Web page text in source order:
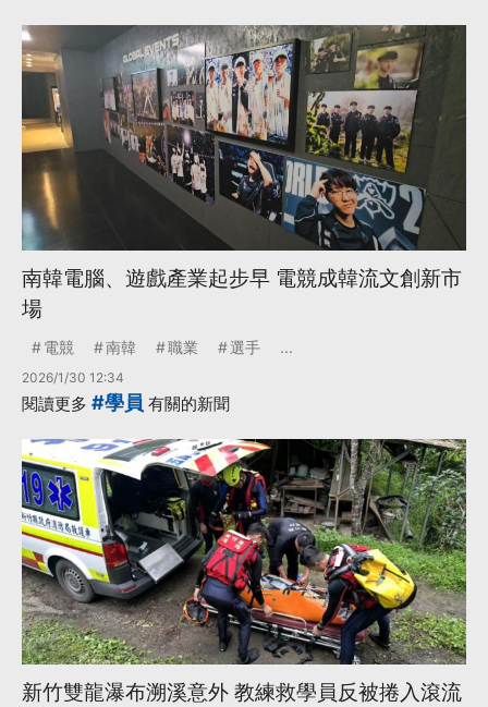
南韓電腦、遊戲產業起步早 電競成韓流文創新市
場
電競 南韓 職業 選手 ...
2026/1/30 12:34
閱讀更多 #學員 有關的新聞
新竹雙龍瀑布溯溪意外 教練救學員反被捲入滾流